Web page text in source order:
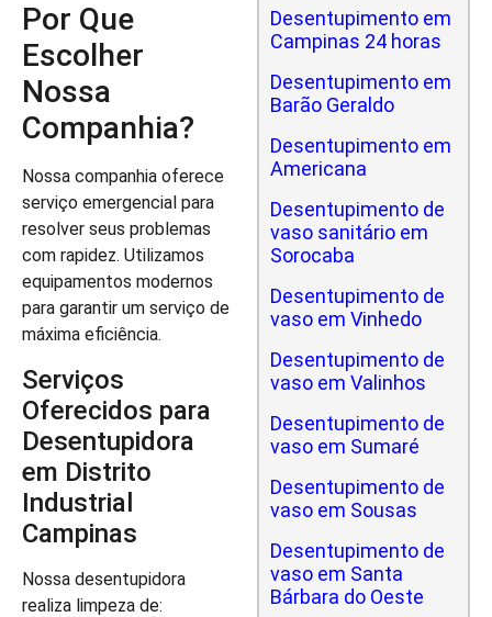
Por Que
Escolher
Nossa
Companhia?
Nossa companhia oferece
serviço emergencial para
resolver seus problemas
com rapidez. Utilizamos
equipamentos modernos
para garantir um serviço de
máxima eficiência.
Serviços
Oferecidos para
Desentupidora
em Distrito
Industrial
Campinas
Nossa desentupidora
realiza limpeza de:
Desentupimento em
Campinas 24 horas
Desentupimento em
Barão Geraldo
Desentupimento em
Americana
Desentupimento de
vaso sanitário em
Sorocaba
Desentupimento de
vaso em Vinhedo
Desentupimento de
vaso em Valinhos
Desentupimento de
vaso em Sumaré
Desentupimento de
vaso em Sousas
Desentupimento de
vaso em Santa
Bárbara do Oeste